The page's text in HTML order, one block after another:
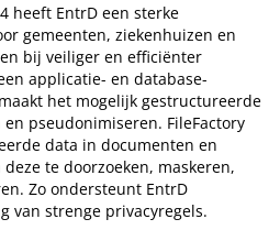
heeft EntrD een sterke
gemeenten, ziekenhuizen en
bij veiliger en efficiënter
applicatie- en database-
het mogelijk gestructureerde
pseudonimiseren. FileFactory
data in documenten en
te doorzoeken, maskeren,
Zo ondersteunt EntrD
van strenge privacyregels.